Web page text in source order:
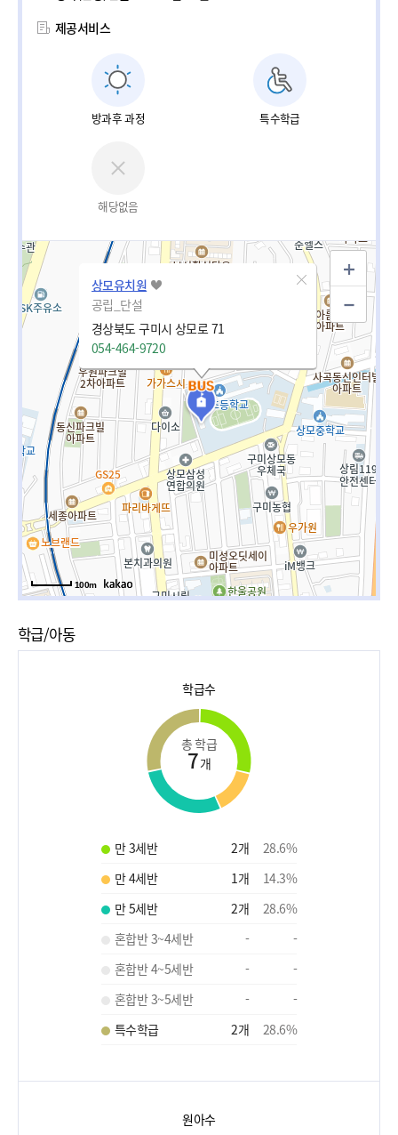
제공서비스
방과후 과정 특수학급
해당없음
상모유치원
공립_단설
경상북도 구미시 상모로 71
054-464-9720
100m
학급/아동
학급수
총 학급
7개
만 3세반 2개 28.6%
만 4세반
1개 14.3%
만 5세반
2개 28.6%
혼합반 3~4세반
-
-
혼합반 4~5세반
-
-
혼합반 3~5세반
-
-
특수학급
2개 28.6%
원아수